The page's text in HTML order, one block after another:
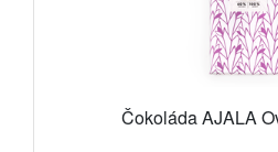
Čokoláda AJALA